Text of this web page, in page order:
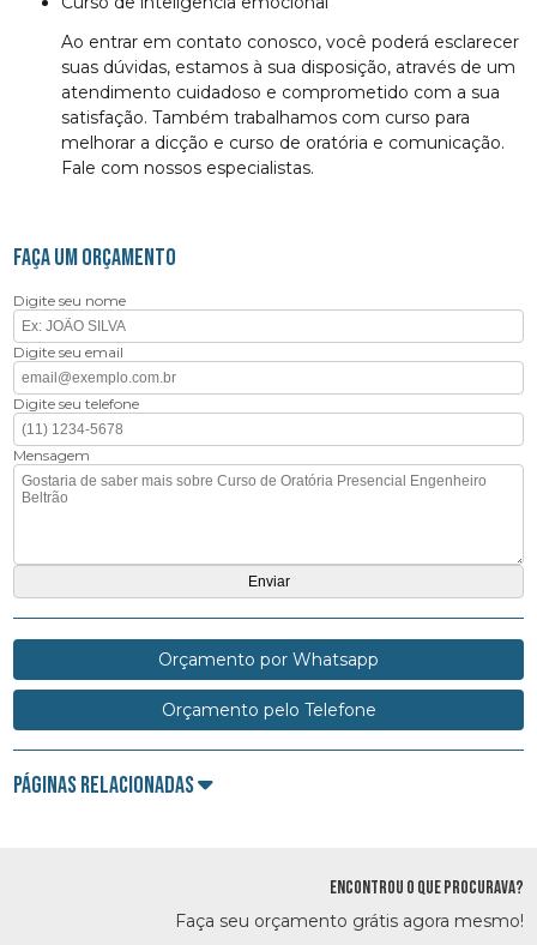
Ao entrar em contato conosco, você poderá esclarecer
suas dúvidas, estamos à sua disposição, através de um
atendimento cuidadoso e comprometido com a sua
satisfação. Também trabalhamos com curso para
melhorar a dicção e curso de oratória e comunicação.
Fale com nossos especialistas.
FAÇA UM ORÇAMENTO
Digite seu nome
Digite seu email
Digite seu telefone
Mensagem
Orçamento por Whatsapp
Orçamento pelo Telefone
Páginas Relacionadas
ENCONTROU O QUE PROCURAVA?
Faça seu orçamento grátis agora mesmo!